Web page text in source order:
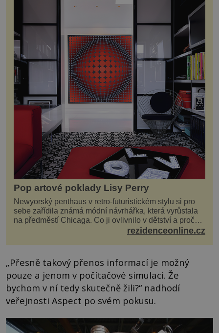
Pop artové poklady Lisy Perry
Newyorský penthaus v retro-futuristickém stylu si pro
sebe zařídila známá módní návrhářka, která vyrůstala
na předměstí Chicaga. Co ji ovlivnilo v dětství a proč
vypadá její domov právě takto? Interié...rezidenceonline.cz
„Přesně takový přenos informací je možný
pouze a jenom v počítačové simulaci. Že
bychom v ní tedy skutečně žili?“ nadhodí
veřejnosti Aspect po svém pokusu.